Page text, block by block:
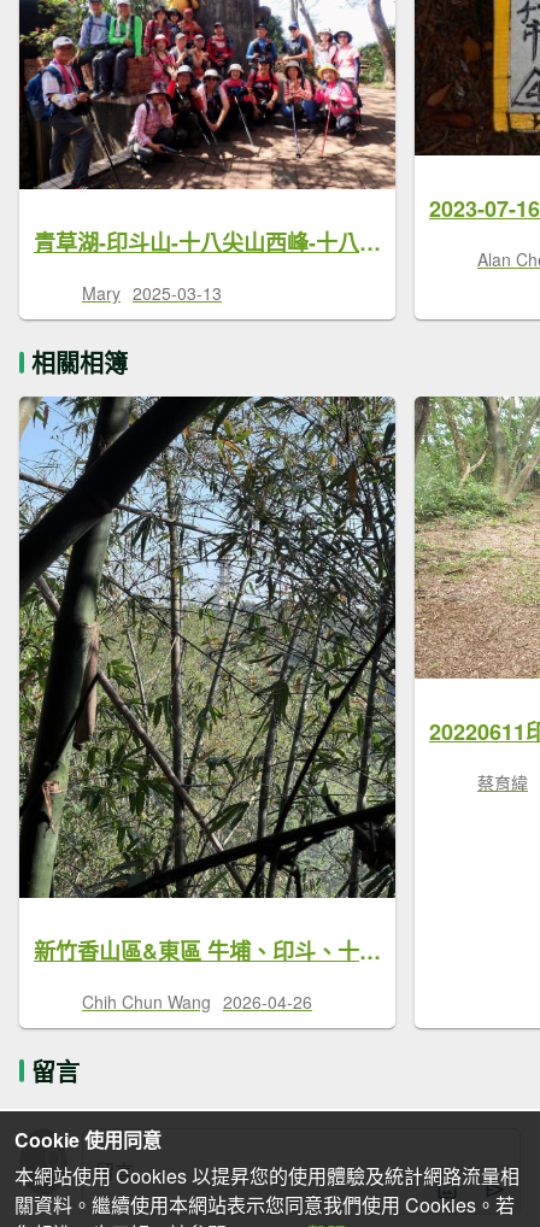
青草湖-印斗山-十八尖山西峰-十八尖山(小百岳)-十八尖山東峰
Mary 2025-03-13
2023-07-
Alan
相關相簿
新竹香山區&東區 牛埔、印斗、十八尖山西峰近郊三山
Chih Chun Wang 2026-04-26
蔡育緯
留言
Cookie 使用同意
本網站使用 Cookies 以提昇您的使用體驗及統計網路流量相
關資料。繼續使用本網站表示您同意我們使用 Cookies。若